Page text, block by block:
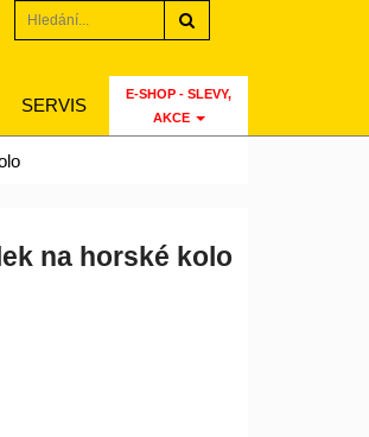
SERVIS
E-SHOP - SLEVY,
AKCE
na horské kolo